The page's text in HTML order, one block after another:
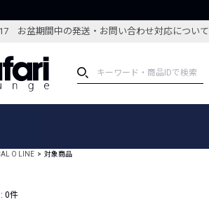
お盆期間中の発送・お問い合わせ対応について
ら探す
ム
O LINE 対象商品
0件